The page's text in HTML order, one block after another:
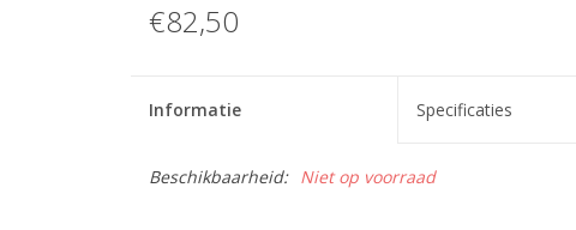
€82,50
Informatie Specificaties
Beschikbaarheid: Niet op voorraad